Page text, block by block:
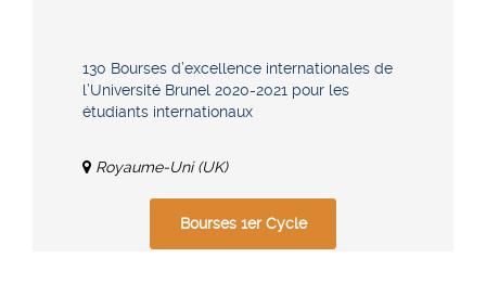
130 Bourses d’excellence internationales de
l’Université Brunel 2020-2021 pour les
étudiants internationaux
Royaume-Uni (UK)
Bourses 1er Cycle